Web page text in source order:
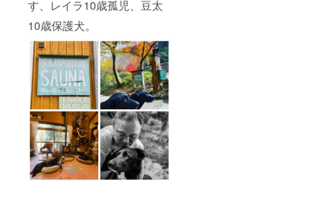
す、レイラ10歳孤児、豆太
10歳保護犬。